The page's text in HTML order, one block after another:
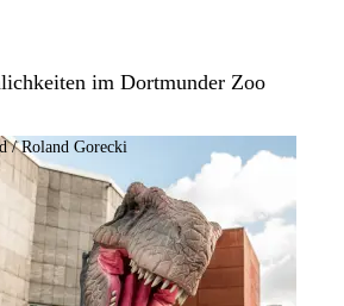
im Dortmunder Zoo
/ Roland Gorecki